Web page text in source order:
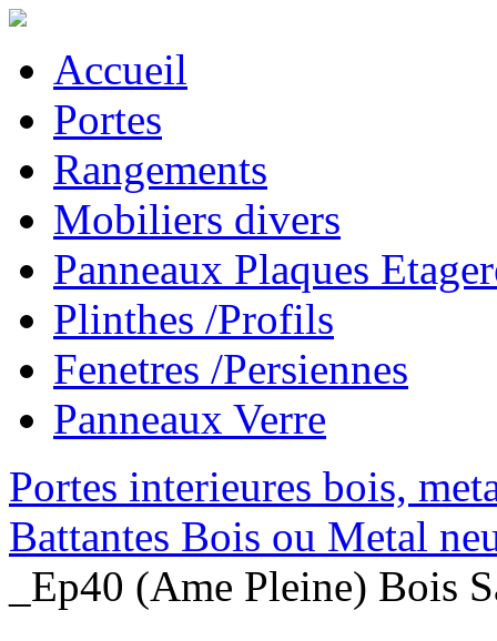
Accueil
Portes
Rangements
Mobiliers divers
Panneaux Plaques
Plinthes /Profils
Fenetres /Persiennes
Panneaux Verre
Portes interieures bois,
Battantes Bois ou Metal
_Ep40 (Ame Pleine) Bois